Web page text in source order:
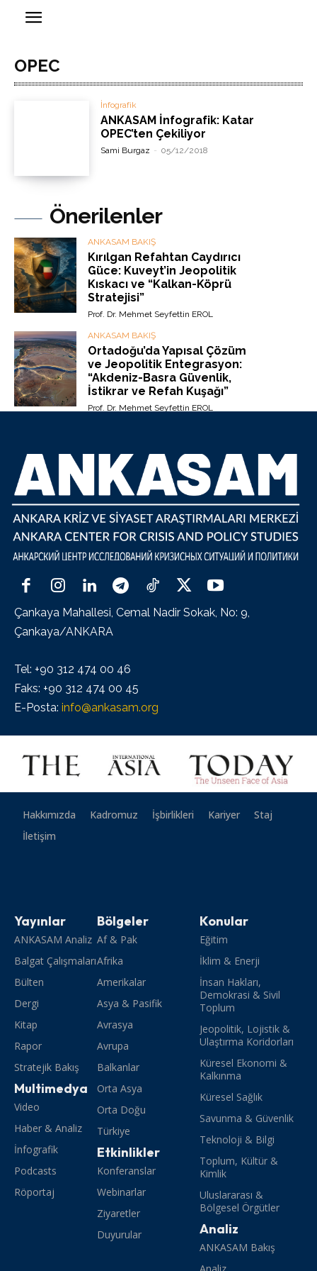
OPEC
İnfografik
ANKASAM İnfografik: Katar
OPEC’ten Çekiliyor
Sami Burgaz - 05/12/2018
Önerilenler
ANKASAM BAKIŞ
Kırılgan Refahtan Caydırıcı
Güce: Kuveyt’in Jeopolitik
Kıskacı ve “Kalkan-Köprü
Stratejisi”
Prof. Dr. Mehmet Seyfettin EROL
ANKASAM BAKIŞ
Ortadoğu’da Yapısal Çözüm
ve Jeopolitik Entegrasyon:
“Akdeniz-Basra Güvenlik,
İstikrar ve Refah Kuşağı”
Prof. Dr. Mehmet Seyfettin EROL
Çankaya Mahallesi, Cemal Nadir Sokak, No: 9,
Çankaya/ANKARA
Tel: +90 312 474 00 46
Faks: +90 312 474 00 45
E-Posta: info@ankasam.org
Hakkımızda Kadromuz İşbirlikleri Kariyer
Staj
İletişim
Yayınlar
ANKASAM Analiz
Balgat Çalışmaları
Bülten
Dergi
Kitap
Rapor
Stratejik Bakış
Multimedya
Video
Haber & Analiz
İnfografik
Podcasts
Röportaj
Bölgeler
Af & Pak
Afrika
Amerikalar
Asya & Pasifik
Avrasya
Avrupa
Balkanlar
Orta Asya
Orta Doğu
Türkiye
Etkinlikler
Konferanslar
Webinarlar
Ziyaretler
Duyurular
Konular
Eğitim
İklim & Enerji
İnsan Hakları,
Demokrasi & Sivil
Toplum
Jeopolitik, Lojistik &
Ulaştırma Koridorları
Küresel Ekonomi &
Kalkınma
Küresel Sağlık
Savunma & Güvenlik
Teknoloji & Bilgi
Toplum, Kültür &
Kimlik
Uluslararası &
Bölgesel Örgütler
Analiz
ANKASAM Bakış
Analiz